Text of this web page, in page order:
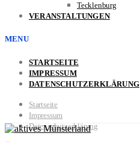
Tecklenburg
VERANSTALTUNGEN
MENU
STARTSEITE
IMPRESSUM
DATENSCHUTZERKLÄRUNG
Startseite
Impressum
Datenschutzerklärung